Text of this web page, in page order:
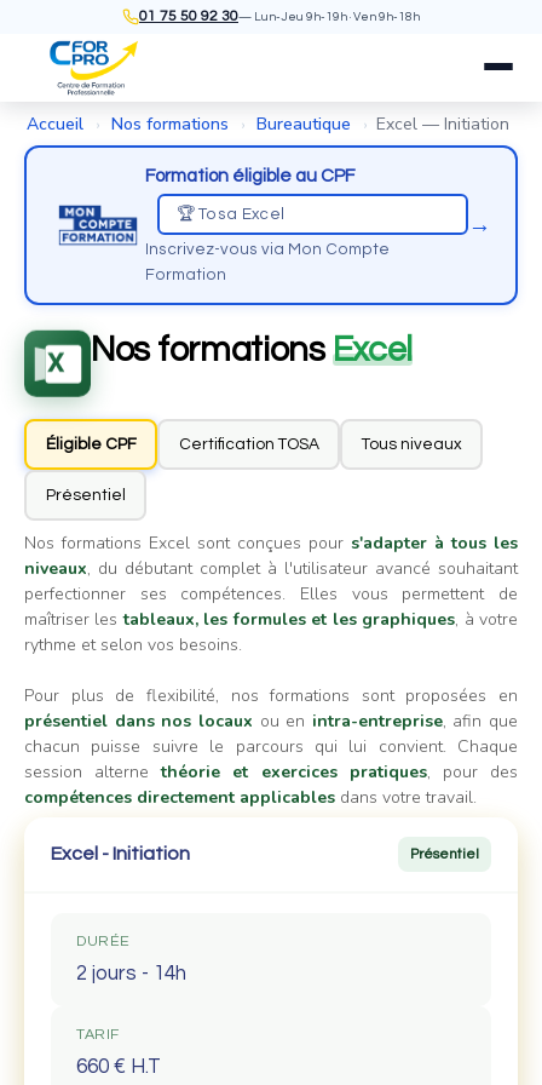
01 75 50 92 30— Lun-Jeu 9h-19h · Ven 9h-18h
Accueil › Nos formations › Bureautique › Excel — Initiation
Formation éligible au CPF
🏆 Tosa Excel
Inscrivez-vous via Mon Compte
Formation
→
Nos formations Excel
Éligible CPF Certification TOSA Tous niveaux
Présentiel
Nos formations Excel sont conçues pour s'adapter à tous les
niveaux, du débutant complet à l'utilisateur avancé souhaitant
perfectionner ses compétences. Elles vous permettent de
maîtriser lestableaux, les formules et les graphiques, à votre
rythme et selon vos besoins.
Pour plus de flexibilité, nos formations sont proposées en
présentiel dans nos locaux ou en intra-entreprise, afin que
chacun puisse suivre le parcours qui lui convient. Chaque
session alternethéorie et exercices pratiques, pour des
compétences directement applicables dans votre travail.
Excel - Initiation Présentiel
DURÉE
2 jours - 14h
TARIF
660 € H.T